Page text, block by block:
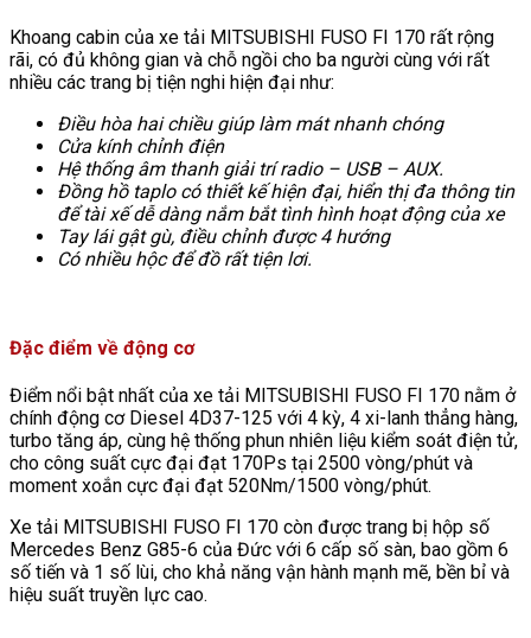
Khoang cabin của xe tải MITSUBISHI FUSO FI 170 rất rộng
rãi, có đủ không gian và chỗ ngồi cho ba người cùng với rất
nhiều các trang bị tiện nghi hiện đại như:
Điều hòa hai chiều giúp làm mát nhanh chóng
Cửa kính chỉnh điện
Hệ thống âm thanh giải trí radio – USB – AUX.
Đồng hồ taplo có thiết kế hiện đại, hiển thị đa thông tin
để tài xế dễ dàng nắm bắt tình hình hoạt động của xe
Tay lái gật gù, điều chỉnh được 4 hướng
Có nhiều hộc để đồ rất tiện lơi.
Đặc điểm về động cơ
Điểm nổi bật nhất của xe tải MITSUBISHI FUSO FI 170 nằm ở
chính động cơ Diesel 4D37-125 với 4 kỳ, 4 xi-lanh thẳng hàng,
turbo tăng áp, cùng hệ thống phun nhiên liệu kiểm soát điện tử,
cho công suất cực đại đạt 170Ps tại 2500 vòng/phút và
moment xoắn cực đại đạt 520Nm/1500 vòng/phút.
Xe tải MITSUBISHI FUSO FI 170 còn được trang bị hộp số
Mercedes Benz G85-6 của Đức với 6 cấp số sàn, bao gồm 6
số tiến và 1 số lùi, cho khả năng vận hành mạnh mẽ, bền bỉ và
hiệu suất truyền lực cao.